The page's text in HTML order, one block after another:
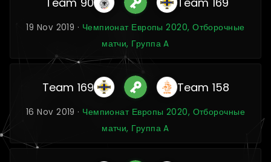
19 Nov 2019 · Чемпионат Европы 2020, Отборочные
матчи, Группа A
Team 169 Team 158
16 Nov 2019 · Чемпионат Европы 2020, Отборочные
матчи, Группа A